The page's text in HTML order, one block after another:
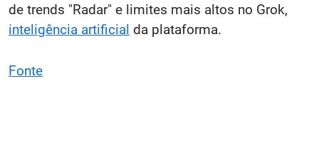
de trends "Radar" e limites mais altos no Grok,
inteligência artificial da plataforma.
Fonte